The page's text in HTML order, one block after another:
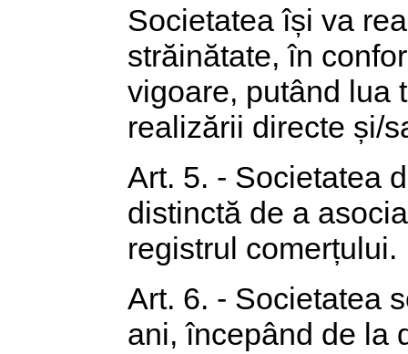
Societatea își va
străinătate, în
vigoare, putând lua
realizării directe și/
Art. 5. - Societatea
distinctă de a
registrul comerțului.
Art. 6. - Societatea
ani, începând de la